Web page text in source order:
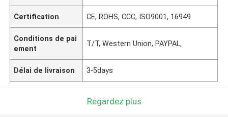
Certification CE, ROHS, CCC, ISO9001, 16949
Conditions de pai
ement
T/T, Western Union, PAYPAL,
Délai de livraison 3-5days
Regardez plus